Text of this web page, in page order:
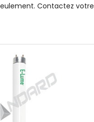
Contactez votre